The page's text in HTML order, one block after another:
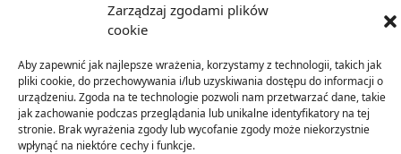
Zarządzaj zgodami plików
cookie
Aby zapewnić jak najlepsze wrażenia, korzystamy z technologii, takich jak
pliki cookie, do przechowywania i/lub uzyskiwania dostępu do informacji o
urządzeniu. Zgoda na te technologie pozwoli nam przetwarzać dane, takie
jak zachowanie podczas przeglądania lub unikalne identyfikatory na tej
stronie. Brak wyrażenia zgody lub wycofanie zgody może niekorzystnie
wpłynąć na niektóre cechy i funkcje.
Dodatkowe informacje